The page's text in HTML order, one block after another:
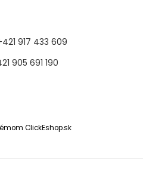
917 433 609
905 691 190
ClickEshop.sk